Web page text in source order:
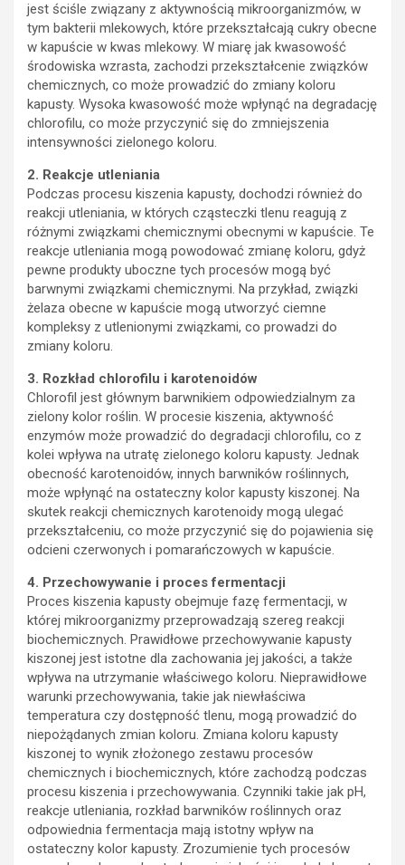
jest ściśle związany z aktywnością mikroorganizmów, w
tym bakterii mlekowych, które przekształcają cukry obecne
w kapuście w kwas mlekowy. W miarę jak kwasowość
środowiska wzrasta, zachodzi przekształcenie związków
chemicznych, co może prowadzić do zmiany koloru
kapusty. Wysoka kwasowość może wpłynąć na degradację
chlorofilu, co może przyczynić się do zmniejszenia
intensywności zielonego koloru.
2. Reakcje utleniania
Podczas procesu kiszenia kapusty, dochodzi również do
reakcji utleniania, w których cząsteczki tlenu reagują z
różnymi związkami chemicznymi obecnymi w kapuście. Te
reakcje utleniania mogą powodować zmianę koloru, gdyż
pewne produkty uboczne tych procesów mogą być
barwnymi związkami chemicznymi. Na przykład, związki
żelaza obecne w kapuście mogą utworzyć ciemne
kompleksy z utlenionymi związkami, co prowadzi do
zmiany koloru.
3. Rozkład chlorofilu i karotenoidów
Chlorofil jest głównym barwnikiem odpowiedzialnym za
zielony kolor roślin. W procesie kiszenia, aktywność
enzymów może prowadzić do degradacji chlorofilu, co z
kolei wpływa na utratę zielonego koloru kapusty. Jednak
obecność karotenoidów, innych barwników roślinnych,
może wpłynąć na ostateczny kolor kapusty kiszonej. Na
skutek reakcji chemicznych karotenoidy mogą ulegać
przekształceniu, co może przyczynić się do pojawienia się
odcieni czerwonych i pomarańczowych w kapuście.
4. Przechowywanie i proces fermentacji
Proces kiszenia kapusty obejmuje fazę fermentacji, w
której mikroorganizmy przeprowadzają szereg reakcji
biochemicznych. Prawidłowe przechowywanie kapusty
kiszonej jest istotne dla zachowania jej jakości, a także
wpływa na utrzymanie właściwego koloru. Nieprawidłowe
warunki przechowywania, takie jak niewłaściwa
temperatura czy dostępność tlenu, mogą prowadzić do
niepożądanych zmian koloru. Zmiana koloru kapusty
kiszonej to wynik złożonego zestawu procesów
chemicznych i biochemicznych, które zachodzą podczas
procesu kiszenia i przechowywania. Czynniki takie jak pH,
reakcje utleniania, rozkład barwników roślinnych oraz
odpowiednia fermentacja mają istotny wpływ na
ostateczny kolor kapusty. Zrozumienie tych procesów